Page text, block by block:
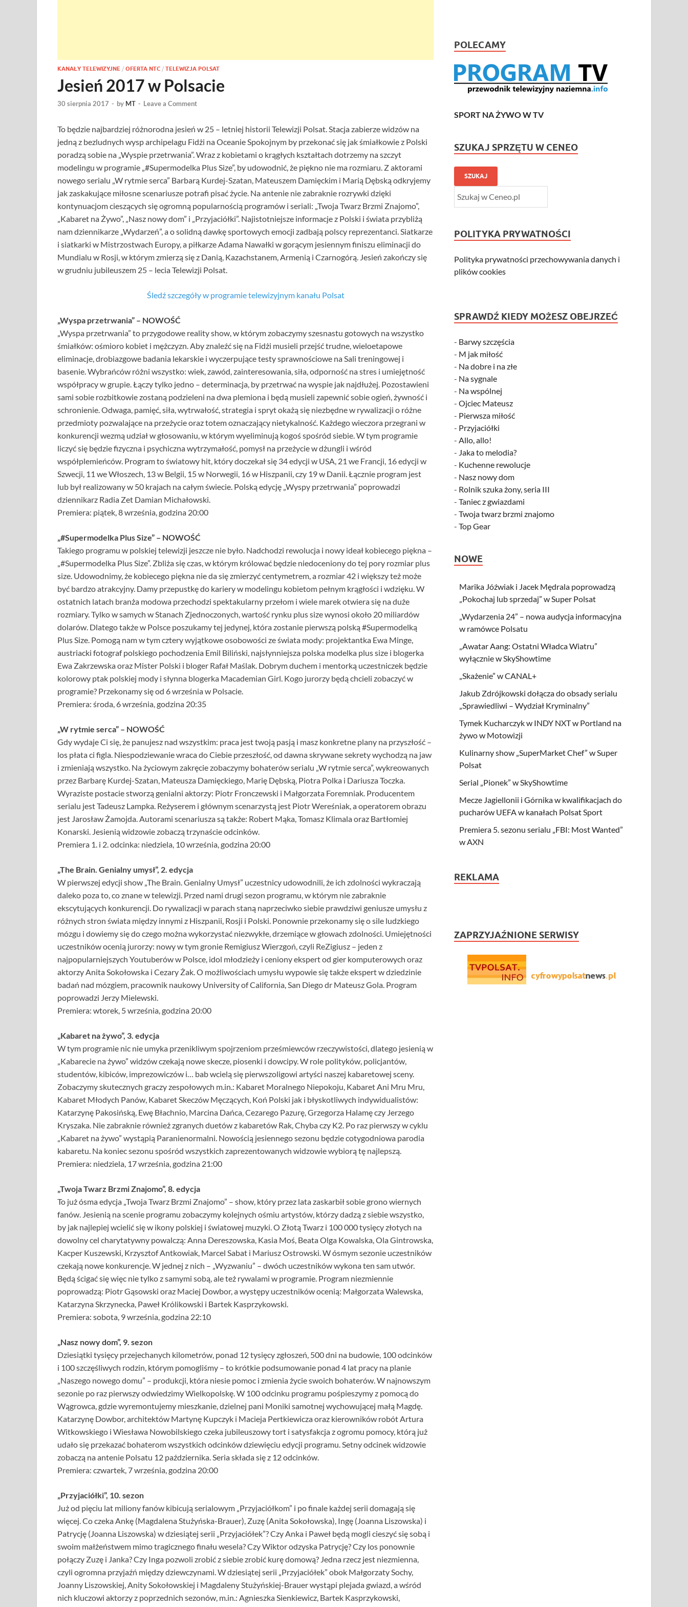
KANAŁY TELEWIZYJNE / OFERTA NTC / TELEWIZJA POLSAT
Jesień 2017 w Polsacie
30 sierpnia 2017 - by MT - Leave a Comment
To będzie najbardziej różnorodna jesień w 25 – letniej historii Telewizji Polsat. Stacja zabierze widzów na
jedną z bezludnych wysp archipelagu Fidżi na Oceanie Spokojnym by przekonać się jak śmiałkowie z Polski
poradzą sobie na „Wyspie przetrwania”. Wraz z kobietami o krągłych kształtach dotrzemy na szczyt
modelingu w programie „#Supermodelka Plus Size”, by udowodnić, że piękno nie ma rozmiaru. Z aktorami
nowego serialu „W rytmie serca” Barbarą Kurdej-Szatan, Mateuszem Damięckim i Marią Dębską odkryjemy
jak zaskakujące miłosne scenariusze potrafi pisać życie. Na antenie nie zabraknie rozrywki dzięki
kontynuacjom cieszących się ogromną popularnością programów i seriali: „Twoja Twarz Brzmi Znajomo”,
„Kabaret na Żywo”, „Nasz nowy dom” i „Przyjaciółki”. Najistotniejsze informacje z Polski i świata przybliżą
nam dziennikarze „Wydarzeń”, a o solidną dawkę sportowych emocji zadbają polscy reprezentanci. Siatkarze
i siatkarki w Mistrzostwach Europy, a piłkarze Adama Nawałki w gorącym jesiennym finiszu eliminacji do
Mundialu w Rosji, w którym zmierzą się z Danią, Kazachstanem, Armenią i Czarnogórą. Jesień zakończy się
w grudniu jubileuszem 25 – lecia Telewizji Polsat.
Śledź szczegóły w programie telewizyjnym kanału Polsat
„Wyspa przetrwania” – NOWOŚĆ
„Wyspa przetrwania” to przygodowe reality show, w którym zobaczymy szesnastu gotowych na wszystko
śmiałków: ośmioro kobiet i mężczyzn. Aby znaleźć się na Fidżi musieli przejść trudne, wieloetapowe
eliminacje, drobiazgowe badania lekarskie i wyczerpujące testy sprawnościowe na Sali treningowej i
basenie. Wybrańców różni wszystko: wiek, zawód, zainteresowania, siła, odporność na stres i umiejętność
współpracy w grupie. Łączy tylko jedno – determinacja, by przetrwać na wyspie jak najdłużej. Pozostawieni
sami sobie rozbitkowie zostaną podzieleni na dwa plemiona i będą musieli zapewnić sobie ogień, żywność i
schronienie. Odwaga, pamięć, siła, wytrwałość, strategia i spryt okażą się niezbędne w rywalizacji o różne
przedmioty pozwalające na przeżycie oraz totem oznaczający nietykalność. Każdego wieczora przegrani w
konkurencji wezmą udział w głosowaniu, w którym wyeliminują kogoś spośród siebie. W tym programie
liczyć się będzie fizyczna i psychiczna wytrzymałość, pomysł na przeżycie w dżungli i wśród
współplemieńców. Program to światowy hit, który doczekał się 34 edycji w USA, 21 we Francji, 16 edycji w
Szwecji, 11 we Włoszech, 13 w Belgii, 15 w Norwegii, 16 w Hiszpanii, czy 19 w Danii. Łącznie program jest
lub był realizowany w 50 krajach na całym świecie. Polską edycję „Wyspy przetrwania” poprowadzi
dziennikarz Radia Zet Damian Michałowski.
Premiera: piątek, 8 września, godzina 20:00
„#Supermodelka Plus Size” – NOWOŚĆ
Takiego programu w polskiej telewizji jeszcze nie było. Nadchodzi rewolucja i nowy ideał kobiecego piękna –
„#Supermodelka Plus Size”. Zbliża się czas, w którym królować będzie niedoceniony do tej pory rozmiar plus
size. Udowodnimy, że kobiecego piękna nie da się zmierzyć centymetrem, a rozmiar 42 i większy też może
być bardzo atrakcyjny. Damy przepustkę do kariery w modelingu kobietom pełnym krągłości i wdzięku. W
ostatnich latach branża modowa przechodzi spektakularny przełom i wiele marek otwiera się na duże
rozmiary. Tylko w samych w Stanach Zjednoczonych, wartość rynku plus size wynosi około 20 miliardów
dolarów. Dlatego także w Polsce poszukamy tej jedynej, która zostanie pierwszą polską #Supermodelką
Plus Size. Pomogą nam w tym cztery wyjątkowe osobowości ze świata mody: projektantka Ewa Minge,
austriacki fotograf polskiego pochodzenia Emil Biliński, najsłynniejsza polska modelka plus size i blogerka
Ewa Zakrzewska oraz Mister Polski i bloger Rafał Maślak. Dobrym duchem i mentorką uczestniczek będzie
kolorowy ptak polskiej mody i słynna blogerka Macademian Girl. Kogo jurorzy będą chcieli zobaczyć w
programie? Przekonamy się od 6 września w Polsacie.
Premiera: środa, 6 września, godzina 20:35
„W rytmie serca” – NOWOŚĆ
Gdy wydaje Ci się, że panujesz nad wszystkim: praca jest twoją pasją i masz konkretne plany na przyszłość –
los płata ci figla. Niespodziewanie wraca do Ciebie przeszłość, od dawna skrywane sekrety wychodzą na jaw
i zmieniają wszystko. Na życiowym zakręcie zobaczymy bohaterów serialu „W rytmie serca”, wykreowanych
przez Barbarę Kurdej-Szatan, Mateusza Damięckiego, Marię Dębską, Piotra Polka i Dariusza Toczka.
Wyraziste postacie stworzą genialni aktorzy: Piotr Fronczewski i Małgorzata Foremniak. Producentem
serialu jest Tadeusz Lampka. Reżyserem i głównym scenarzystą jest Piotr Wereśniak, a operatorem obrazu
jest Jarosław Żamojda. Autorami scenariusza są także: Robert Mąka, Tomasz Klimala oraz Bartłomiej
Konarski. Jesienią widzowie zobaczą trzynaście odcinków.
Premiera 1. i 2. odcinka: niedziela, 10 września, godzina 20:00
„The Brain. Genialny umysł”, 2. edycja
W pierwszej edycji show „The Brain. Genialny Umysł” uczestnicy udowodnili, że ich zdolności wykraczają
daleko poza to, co znane w telewizji. Przed nami drugi sezon programu, w którym nie zabraknie
ekscytujących konkurencji. Do rywalizacji w parach staną naprzeciwko siebie prawdziwi geniusze umysłu z
różnych stron świata między innymi z Hiszpanii, Rosji i Polski. Ponownie przekonamy się o sile ludzkiego
mózgu i dowiemy się do czego można wykorzystać niezwykłe, drzemiące w głowach zdolności. Umiejętności
uczestników ocenią jurorzy: nowy w tym gronie Remigiusz Wierzgoń, czyli ReZigiusz – jeden z
najpopularniejszych Youtuberów w Polsce, idol młodzieży i ceniony ekspert od gier komputerowych oraz
aktorzy Anita Sokołowska i Cezary Żak. O możliwościach umysłu wypowie się także ekspert w dziedzinie
badań nad mózgiem, pracownik naukowy University of California, San Diego dr Mateusz Gola. Program
poprowadzi Jerzy Mielewski.
Premiera: wtorek, 5 września, godzina 20:00
„Kabaret na żywo”, 3. edycja
W tym programie nic nie umyka przenikliwym spojrzeniom prześmiewców rzeczywistości, dlatego jesienią w
„Kabarecie na żywo” widzów czekają nowe skecze, piosenki i dowcipy. W role polityków, policjantów,
studentów, kibiców, imprezowiczów i… bab wcielą się pierwszoligowi artyści naszej kabaretowej sceny.
Zobaczymy skutecznych graczy zespołowych m.in.: Kabaret Moralnego Niepokoju, Kabaret Ani Mru Mru,
Kabaret Młodych Panów, Kabaret Skeczów Męczących, Koń Polski jak i błyskotliwych indywidualistów:
Katarzynę Pakosińską, Ewę Błachnio, Marcina Dańca, Cezarego Pazurę, Grzegorza Halamę czy Jerzego
Kryszaka. Nie zabraknie również zgranych duetów z kabaretów Rak, Chyba czy K2. Po raz pierwszy w cyklu
„Kabaret na żywo” wystąpią Paranienormalni. Nowością jesiennego sezonu będzie cotygodniowa parodia
kabaretu. Na koniec sezonu spośród wszystkich zaprezentowanych widzowie wybiorą tę najlepszą.
Premiera: niedziela, 17 września, godzina 21:00
„Twoja Twarz Brzmi Znajomo”, 8. edycja
To już ósma edycja „Twoja Twarz Brzmi Znajomo” – show, który przez lata zaskarbił sobie grono wiernych
fanów. Jesienią na scenie programu zobaczymy kolejnych ośmiu artystów, którzy dadzą z siebie wszystko,
by jak najlepiej wcielić się w ikony polskiej i światowej muzyki. O Złotą Twarz i 100 000 tysięcy złotych na
dowolny cel charytatywny powalczą: Anna Dereszowska, Kasia Moś, Beata Olga Kowalska, Ola Gintrowska,
Kacper Kuszewski, Krzysztof Antkowiak, Marcel Sabat i Mariusz Ostrowski. W ósmym sezonie uczestników
czekają nowe konkurencje. W jednej z nich – „Wyzwaniu” – dwóch uczestników wykona ten sam utwór.
Będą ścigać się więc nie tylko z samymi sobą, ale też rywalami w programie. Program niezmiennie
poprowadzą: Piotr Gąsowski oraz Maciej Dowbor, a występy uczestników ocenią: Małgorzata Walewska,
Katarzyna Skrzynecka, Paweł Królikowski i Bartek Kasprzykowski.
Premiera: sobota, 9 września, godzina 22:10
„Nasz nowy dom”, 9. sezon
Dziesiątki tysięcy przejechanych kilometrów, ponad 12 tysięcy zgłoszeń, 500 dni na budowie, 100 odcinków
i 100 szczęśliwych rodzin, którym pomogliśmy – to krótkie podsumowanie ponad 4 lat pracy na planie
„Naszego nowego domu” – produkcji, która niesie pomoc i zmienia życie swoich bohaterów. W najnowszym
sezonie po raz pierwszy odwiedzimy Wielkopolskę. W 100 odcinku programu pośpieszymy z pomocą do
Wągrowca, gdzie wyremontujemy mieszkanie, dzielnej pani Moniki samotnej wychowującej małą Magdę.
Katarzynę Dowbor, architektów Martynę Kupczyk i Macieja Pertkiewicza oraz kierowników robót Artura
Witkowskiego i Wiesława Nowobilskiego czeka jubileuszowy tort i satysfakcja z ogromu pomocy, którą już
udało się przekazać bohaterom wszystkich odcinków dziewięciu edycji programu. Setny odcinek widzowie
zobaczą na antenie Polsatu 12 października. Seria składa się z 12 odcinków.
Premiera: czwartek, 7 września, godzina 20:00
„Przyjaciółki”, 10. sezon
Już od pięciu lat miliony fanów kibicują serialowym „Przyjaciółkom” i po finale każdej serii domagają się
więcej. Co czeka Ankę (Magdalena Stużyńska-Brauer), Zuzę (Anita Sokołowska), Ingę (Joanna Liszowska) i
Patrycję (Joanna Liszowska) w dziesiątej serii „Przyjaciółek”? Czy Anka i Paweł będą mogli cieszyć się sobą i
swoim małżeństwem mimo tragicznego finału wesela? Czy Wiktor odzyska Patrycję? Czy los ponownie
połączy Zuzę i Janka? Czy Inga pozwoli zrobić z siebie zrobić kurę domową? Jedna rzecz jest niezmienna,
czyli ogromna przyjaźń między dziewczynami. W dziesiątej serii „Przyjaciółek” obok Małgorzaty Sochy,
Joanny Liszowskiej, Anity Sokołowskiej i Magdaleny Stużyńskiej-Brauer wystąpi plejada gwiazd, a wśród
nich kluczowi aktorzy z poprzednich sezonów, m.in.: Agnieszka Sienkiewicz, Bartek Kasprzykowski,
POLECAMY
SPORT NA ŻYWO W TV
SZUKAJ SPRZĘTU W CENEO
SZUKAJ
POLITYKA PRYWATNOŚCI
Polityka prywatności przechowywania danych i
plików cookies
SPRAWDŹ KIEDY MOŻESZ OBEJRZEĆ
- Barwy szczęścia
- M jak miłość
- Na dobre i na złe
- Na sygnale
- Na wspólnej
-Ojciec Mateusz
- Pierwsza miłość
- Przyjaciółki
-Allo, allo!
- Jaka to melodia?
- Kuchenne rewolucje
- Nasz nowy dom
- Rolnik szuka żony, seria III
-Taniec z gwiazdami
-Twoja twarz brzmi znajomo
-Top Gear
NOWE
Marika Jóźwiak i Jacek Mędrala poprowadzą
„Pokochaj lub sprzedaj” w Super Polsat
„Wydarzenia 24” – nowa audycja informacyjna
w ramówce Polsatu
„Awatar Aang: Ostatni Władca Wiatru”
wyłącznie w SkyShowtime
„Skażenie” w CANAL+
Jakub Zdrójkowski dołącza do obsady serialu
„Sprawiedliwi – Wydział Kryminalny”
Tymek Kucharczyk w INDY NXT w Portland na
żywo w Motowizji
Kulinarny show „SuperMarket Chef” w Super
Polsat
Serial „Pionek” w SkyShowtime
Mecze Jagiellonii i Górnika w kwalifikacjach do
pucharów UEFA w kanałach Polsat Sport
Premiera 5. sezonu serialu „FBI: Most Wanted”
w AXN
REKLAMA
ZAPRZYJAŹNIONE SERWISY